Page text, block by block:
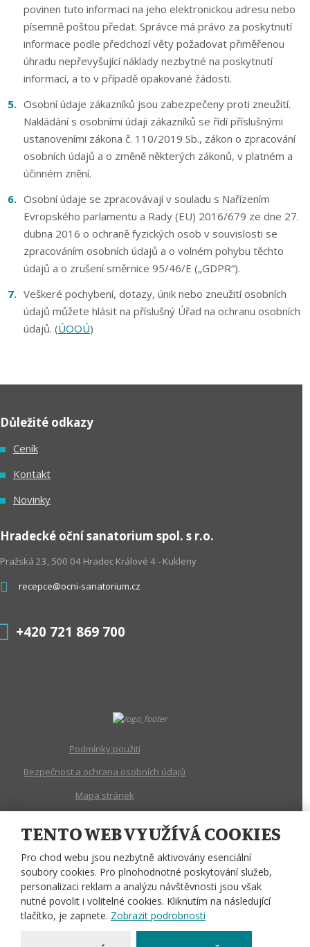
povinen tuto informaci na jeho elektronickou adresu nebo
písemně poštou předat. Správce má právo za poskytnutí
informace podle předchozí věty požadovat přiměřenou
úhradu nepřevyšující náklady nezbytné na poskytnutí
informací, a to v případě opakované žádosti.
Osobní údaje zákazníků jsou zabezpečeny proti zneužití.
Nakládání s osobními údaji zákazníků se řídí příslušnými
ustanoveními zákona č. 110/2019 Sb., zákon o zpracování
osobních údajů a o změně některých zákonů, v platném a
účinném znění.
Osobní údaje se zpracovávají v souladu s Nařízením
Evropského parlamentu a Rady (EU) 2016/679 ze dne 27.
dubna 2016 o ochraně fyzických osob v souvislosti se
zpracováním osobních údajů a o volném pohybu těchto
údajů a o zrušení směrnice 95/46/E („GDPR“).
Veškeré pochybení, dotazy, únik nebo zneužití osobních
údajů můžete hlásit na příslušný Úřad na ochranu osobních
údajů. (ÚOOÚ)
Důležité odkazy
Ceník
Kontakt
Novinky
Hradecké oční sanatorium spol. s r.o.
Pražská 23, 500 04 Hradec Králové 4 - Kukleny
recepce@ocni-sanatorium.cz
+420 721 869 700
© 2026, Hradecké oční sanatorium, spol. s r.o.
Podmínky použití
Bezpečnost a ochrana osobních údajů
Mapa stránek
Tento web je chráněn pomocí Google ReCAPTCHA a platí pro něj
zásady ochrany osobních údajů a smluvní podmínky
společnosti Google.
TENTO WEB VYUŽÍVÁ COOKIES
Pro chod webu jsou nezbytně aktivovány esenciální
soubory cookies. Pro plnohodnotné poskytování služeb,
personalizaci reklam a analýzu návštěvnosti jsou však
nutné povolit i volitelné cookies. Kliknutím na následující
tlačítko, je zapnete. Zobrazit podrobnosti